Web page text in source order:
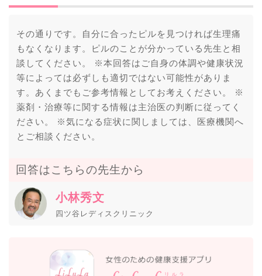
その通りです。自分に合ったピルを見つければ生理痛
もなくなります。ピルのことが分かっている先生と相
談してください。 ※本回答はご自身の体調や健康状況
等によっては必ずしも適切ではない可能性がありま
す。あくまでもご参考情報としてお考えください。 ※
薬剤・治療等に関する情報は主治医の判断に従ってく
ださい。 ※気になる症状に関しましては、医療機関へ
とご相談ください。
回答はこちらの先生から
小林秀文
四ツ谷レディスクリニック